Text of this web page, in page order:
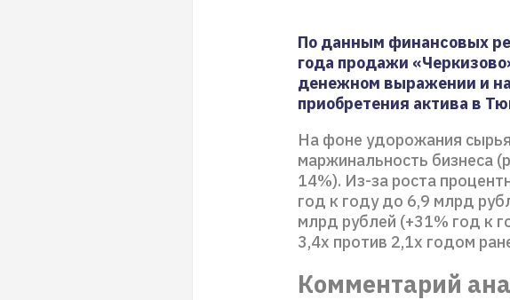
По данным финансовых
года продажи
денежном выражении и на
приобретения актива в
На фоне удорожания
маржинальность бизнеса
14%). Из-за роста
год к году до 6,9 млрд
млрд рублей (+31% год к
3,4х против 2,1х годом
Комментарий